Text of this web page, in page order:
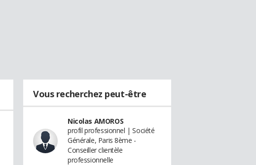
Vous recherchez peut-être
Nicolas AMOROS
profil professionnel | Société
Générale, Paris 8ème -
Conseiller clientèle
professionnelle